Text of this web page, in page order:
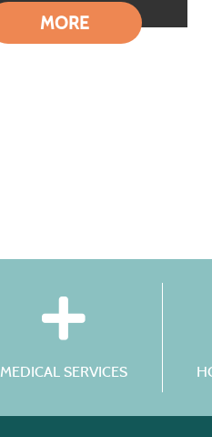
MORE
MEDICAL SERVICES